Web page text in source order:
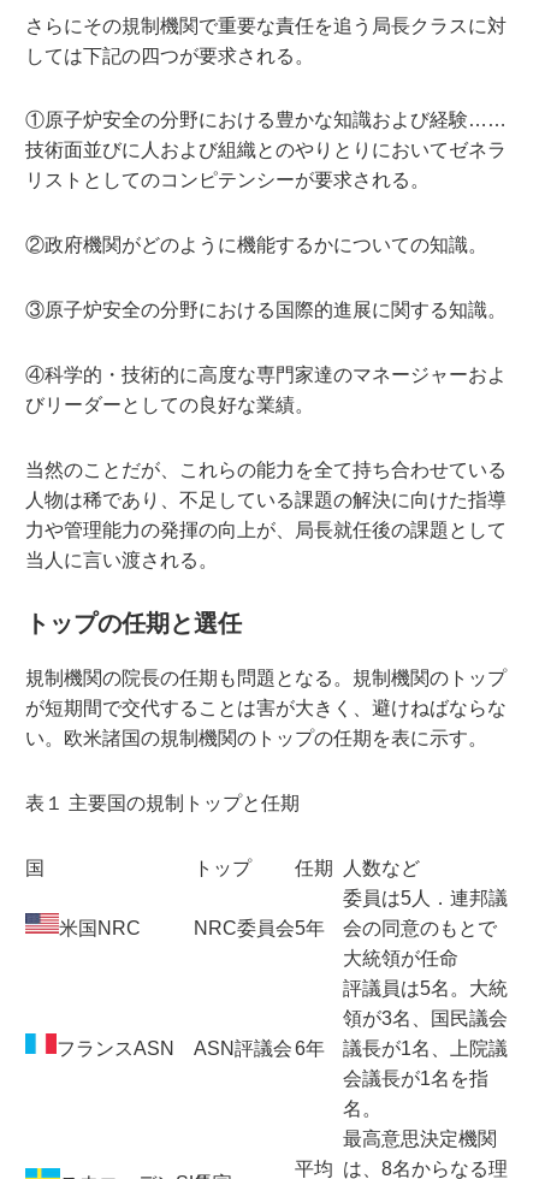
さらにその規制機関で重要な責任を追う局長クラスに対
しては下記の四つが要求される。
①原子炉安全の分野における豊かな知識および経験……
技術面並びに人および組織とのやりとりにおいてゼネラ
リストとしてのコンピテンシーが要求される。
②政府機関がどのように機能するかについての知識。
③原子炉安全の分野における国際的進展に関する知識。
④科学的・技術的に高度な専門家達のマネージャーおよ
びリーダーとしての良好な業績。
当然のことだが、これらの能力を全て持ち合わせている
人物は稀であり、不足している課題の解決に向けた指導
力や管理能力の発揮の向上が、局長就任後の課題として
当人に言い渡される。
トップの任期と選任
規制機関の院長の任期も問題となる。規制機関のトップ
が短期間で交代することは害が大きく、避けねばならな
い。欧米諸国の規制機関のトップの任期を表に示す。
表１ 主要国の規制トップと任期
国 トップ 任期 人数など
米国NRC NRC委員会5年
委員は5人．連邦議
会の同意のもとで
大統領が任命
フランスASN ASN評議会6年
評議員は5名。大統
領が3名、国民議会
議長が1名、上院議
会議長が1名を指
名。
平均
最高意思決定機関
は、8名からなる理